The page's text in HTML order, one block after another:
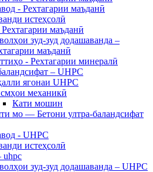
- Рехтагарии маъданӣ
истеҳсолӣ
маъданӣ
зуд-зуд додашаванда –
маъданӣ
- Рехтагарии минералӣ
– UHPC
ягонаи UHPC
механикӣ
Кати мошин
мо — Бетони ултра-баландсифат
- UHPC
истеҳсолӣ
зуд-зуд додашаванда – UHPC